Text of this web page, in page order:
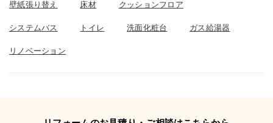
壁紙張り替え 床材 クッションフロア
システムバス トイレ 洗面化粧台 ガス給湯器
リノベーション